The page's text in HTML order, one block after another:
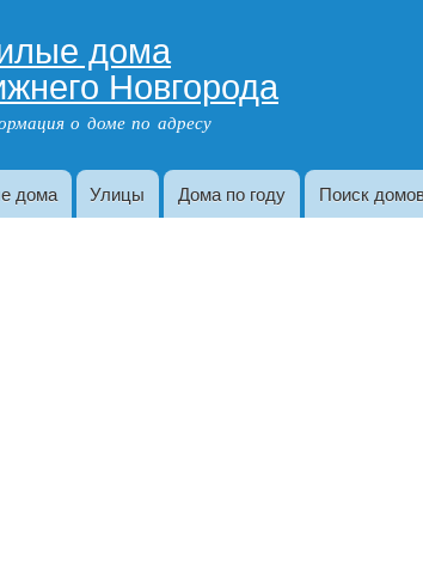
дома
Новгорода
о доме по адресу
дома Улицы Дома по году Поиск